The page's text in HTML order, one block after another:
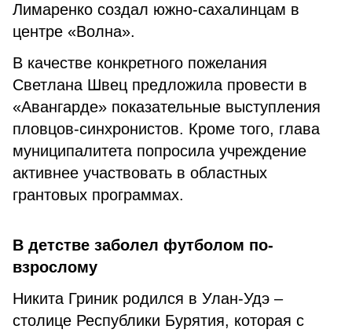
Лимаренко создал южно-сахалинцам в
центре «Волна».
В качестве конкретного пожелания
Светлана Швец предложила провести в
«Авангарде» показательные выступления
пловцов-синхронистов. Кроме того, глава
муниципалитета попросила учреждение
активнее участвовать в областных
грантовых программах.
В детстве заболел футболом по-
взрослому
Никита Гриник родился в Улан-Удэ –
столице Республики Бурятия, которая с